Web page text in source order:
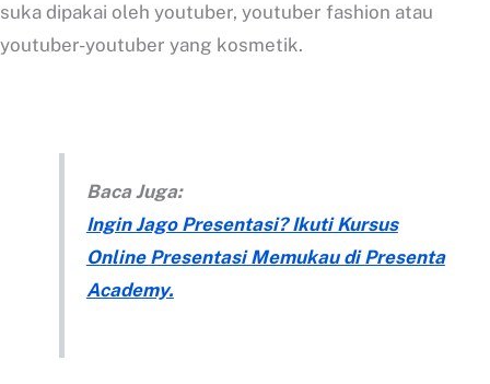
suka dipakai oleh youtuber, youtuber fashion atau
youtuber-youtuber yang kosmetik.
Baca Juga:
Ingin Jago Presentasi? Ikuti Kursus
Online Presentasi Memukau di Presenta
Academy.